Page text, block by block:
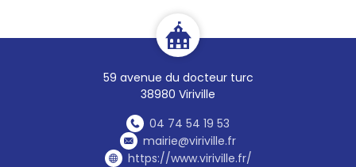
59 avenue du docteur turc
38980 Viriville
04 74 54 19 53
mairie@viriville.fr
https://www.viriville.fr/